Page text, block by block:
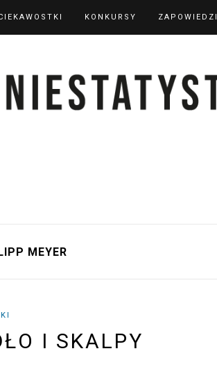
KONKURSY ZAPOWIEDZI
MEYER
I SKALPY